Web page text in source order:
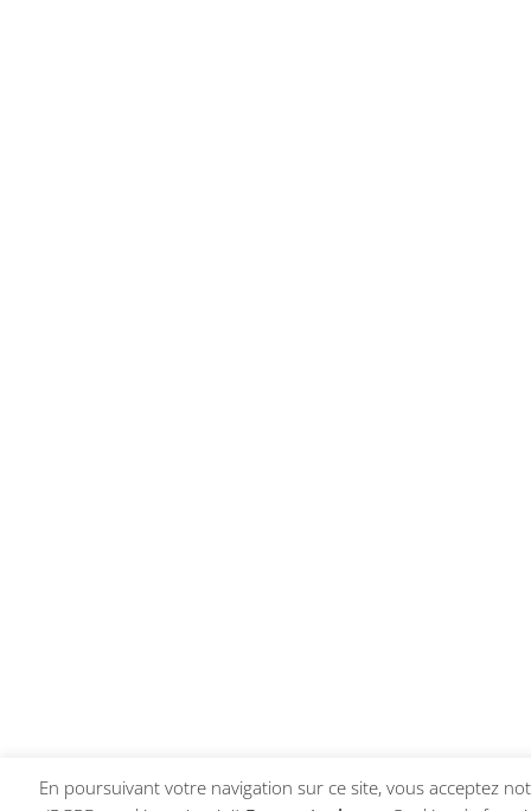
En poursuivant votre navigation sur ce site, vous acceptez